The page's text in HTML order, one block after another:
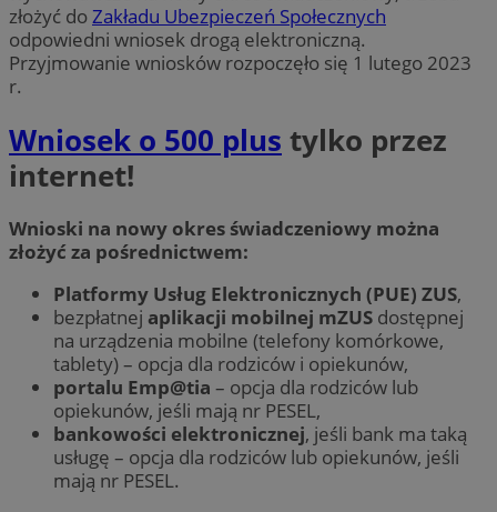
złożyć doZakładu Ubezpieczeń Społecznych
odpowiedni wniosek drogą elektroniczną.
Przyjmowanie wniosków rozpoczęło się 1 lutego 2023
r.
Wniosek o 500 plus tylko przez
internet!
Wnioski na nowy okres świadczeniowy można
złożyć za pośrednictwem:
Platformy Usług Elektronicznych (PUE) ZUS,
bezpłatnej aplikacji mobilnej mZUS dostępnej
na urządzenia mobilne (telefony komórkowe,
tablety) – opcja dla rodziców i opiekunów,
portalu Emp@tia – opcja dla rodziców lub
opiekunów, jeśli mają nr PESEL,
bankowości elektronicznej, jeśli bank ma taką
usługę – opcja dla rodziców lub opiekunów, jeśli
mają nr PESEL.